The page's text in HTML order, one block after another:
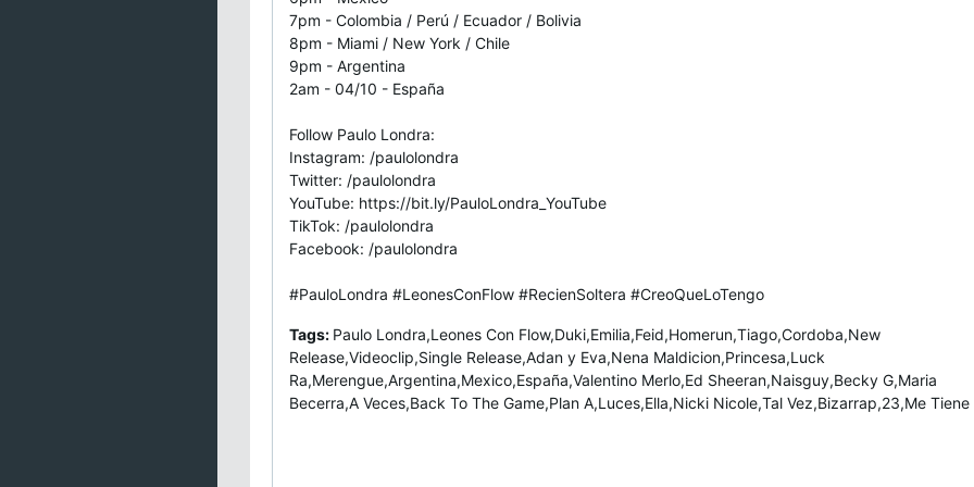
7pm - Colombia / Perú / Ecuador / Bolivia
8pm - Miami / New York / Chile
9pm - Argentina
2am - 04/10 - España
Follow Paulo Londra:
Instagram: /paulolondra
Twitter: /paulolondra
YouTube: https://bit.ly/PauloLondra_YouTube
TikTok: /paulolondra
Facebook: /paulolondra
#PauloLondra #LeonesConFlow #RecienSoltera #CreoQueLoTengo
Tags: Paulo Londra,Leones Con Flow,Duki,Emilia,Feid,Homerun,Tiago,Cordoba,New
Release,Videoclip,Single Release,Adan y Eva,Nena Maldicion,Princesa,Luck
Ra,Merengue,Argentina,Mexico,España,Valentino Merlo,Ed Sheeran,Naisguy,Becky G,Maria
Becerra,A Veces,Back To The Game,Plan A,Luces,Ella,Nicki Nicole,Tal Vez,Bizarrap,23,Me Tiene